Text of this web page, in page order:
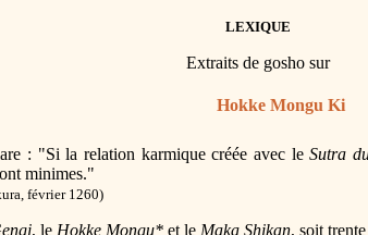
LEXIQUE
Extraits de gosho sur
Hokke Mongu Ki
: "Si la relation karmique créée avec leSutra
minimes."
février 1260)
, le Hokke Mongu*et le Maka Shikan, soit